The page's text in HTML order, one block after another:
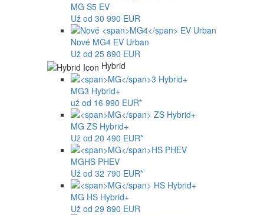
MG S5 EV
Už od 30 990 EUR
Nové MG4 EV Urban
Už od 25 890 EUR
Hybrid
MG3 Hybrid+
už od 16 990 EUR*
MG ZS Hybrid+
Už od 20 490 EUR*
MGHS PHEV
Už od 32 790 EUR*
MG HS Hybrid+
Už od 29 890 EUR